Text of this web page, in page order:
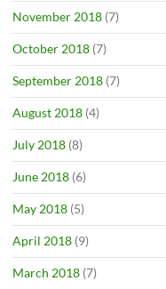
November 2018 (7)
October 2018 (7)
September 2018 (7)
August 2018 (4)
July 2018 (8)
June 2018 (6)
May 2018 (5)
April 2018 (9)
March 2018 (7)